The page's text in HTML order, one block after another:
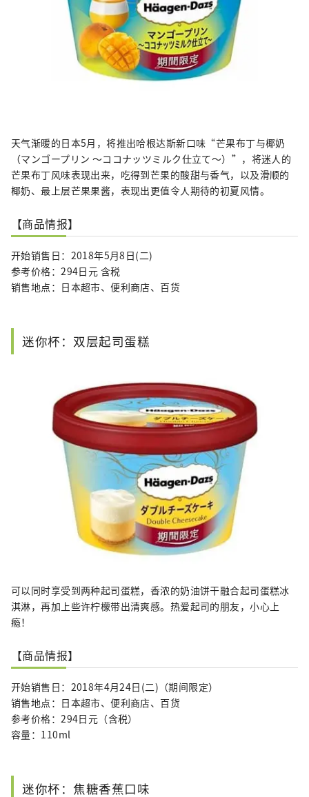
天气渐暖的日本5月，将推出哈根达斯新口味“芒果布丁与椰奶
（マンゴープリン ～ココナッツミルク仕立て～）”，将迷人的
芒果布丁风味表现出来，吃得到芒果的酸甜与香气，以及滑顺的
椰奶、最上层芒果果酱，表现出更值令人期待的初夏风情。
【商品情报】
开始销售日：2018年5月8日(二)
参考价格：294日元 含税
销售地点：日本超市、便利商店、百货
迷你杯：双层起司蛋糕
可以同时享受到两种起司蛋糕，香浓的奶油饼干融合起司蛋糕冰
淇淋，再加上些许柠檬带出清爽感。热爱起司的朋友，小心上
瘾！
【商品情报】
开始销售日：2018年4月24日(二)（期间限定）
销售地点：日本超市、便利商店、百货
参考价格：294日元（含税）
容量：110ml
迷你杯：焦糖香蕉口味